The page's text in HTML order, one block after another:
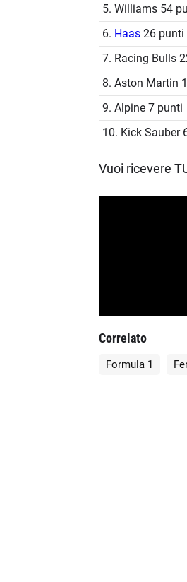
5. Williams 54
6. Haas26 punti
7. Racing Bulls
8. Aston Martin
9. Alpine 7 punti
10. Kick Sauber
Vuoi ricevere
Correlato
Formula 1